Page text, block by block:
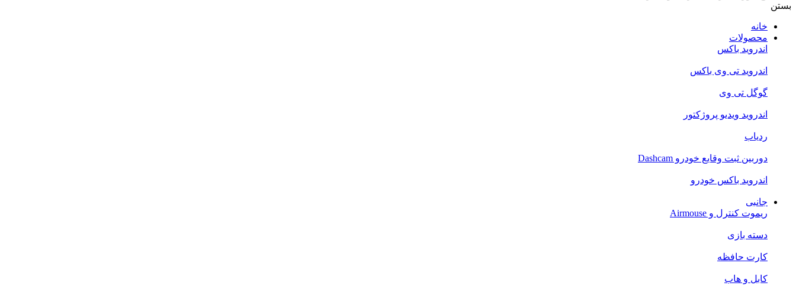
بستن
خانه
محصولات
اندروید باکس
اندروید تی‌ وی باکس
گوگل تی وی
اندروید ویدیو پروژکتور
ردیاب
دوربین ثبت وقایع خودرو Dashcam
اندروید باکس خودرو
جانبی
ریموت کنترل و Airmouse
دسته بازی
کارت حافظه
کابل و هاب